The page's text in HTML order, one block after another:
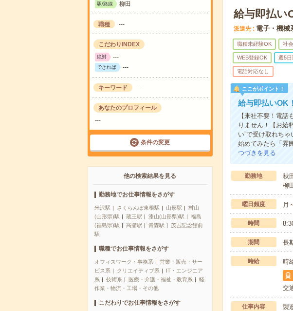
駅/路線 柳田
職種 ---
こだわりINDEX
絶対 ---
できれば ---
キーワード ---
あなたのプロフィール
---
条件の変更
他の検索結果を見る
勤務地でお仕事情報をさがす
米沢駅 さくらんぼ東根駅 山形駅
村山
(山形県)駅
蔵王駅 漆山(山形県)駅
福島
(福島県)駅
高擶駅 青森駅
茂吉記念館前
駅
職種でお仕事情報をさがす
オフィスワーク・事務系
営業・販売・サー
ビス系
クリエイティブ系
IT・エンジニア
系
技術系 医療・介護・福祉・教育系
軽
作業・物流・工場・その他
こだわりでお仕事情報をさがす
給与即払い
派遣先 電子・機械
職種未経験OK 社
WEB登録OK 週5日
電話対応なし
ここがポイント！
給与即払いOK
【来社不要！電
りません！【お給
い”で受け取れち
始めてみたら「雰
つづきを見る
勤務地
秋
柳
曜日頻度 月
時間
期間 長
時給 時
交
仕事内容
製